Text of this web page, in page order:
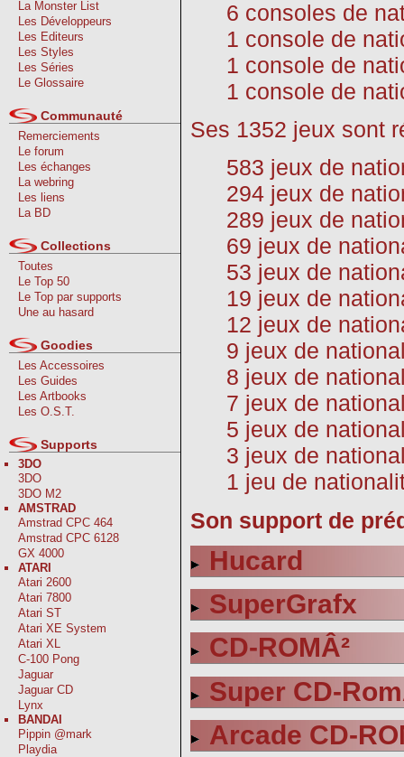
La Monster List
Les Développeurs
Les Editeurs
Les Styles
Les Séries
Le Glossaire
Communauté
Remerciements
Le forum
Les échanges
La webring
Les liens
La BD
Collections
Toutes
Le Top 50
Le Top par supports
Une au hasard
Goodies
Les Accessoires
Les Guides
Les Artbooks
Les O.S.T.
Supports
3DO
3DO
3DO M2
AMSTRAD
Amstrad CPC 464
Amstrad CPC 6128
GX 4000
ATARI
Atari 2600
Atari 7800
Atari ST
Atari XE System
Atari XL
C-100 Pong
Jaguar
Jaguar CD
Lynx
BANDAI
Pippin @mark
Playdia
6 consoles de
1 console de
1 console de
1 console de
Ses 1352 jeux sont
583 jeux de
294 jeux de
289 jeux de
69 jeux de
53 jeux de
19 jeux de
12 jeux de
9 jeux de
8 jeux de
7 jeux de
5 jeux de
3 jeux de
1 jeu de
Son support de
Hucard
SuperGrafx
CD-ROMÂ²
Super CD-
Arcade CD-